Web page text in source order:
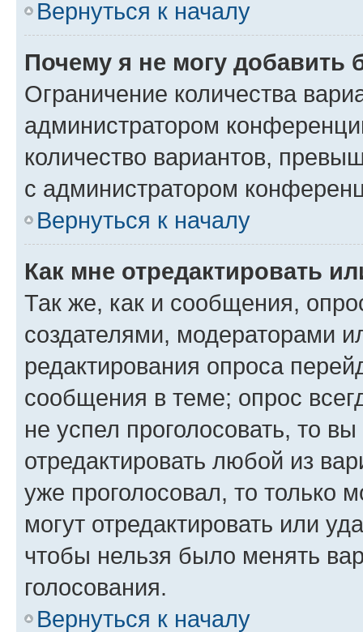
Вернуться к началу
Почему я не могу добавить
Ограничение количества
администратором
количество вариантов,
с администратором
Вернуться к началу
Как мне отредактировать
Так же, как и сообщения,
создателями, модераторами
редактирования опроса
сообщения в теме; опрос
не успел проголосовать, то
отредактировать любой из
уже проголосовал, то только
могут отредактировать или
чтобы нельзя было менять
голосования.
Вернуться к началу